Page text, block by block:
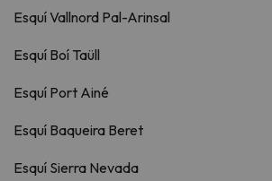
Esquí Vallnord Pal-Arinsal
Esquí Boí Taüll
Esquí Port Ainé
Esquí Baqueira Beret
Esquí Sierra Nevada